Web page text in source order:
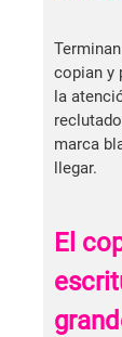
copian y
la
marca
llegar.
El